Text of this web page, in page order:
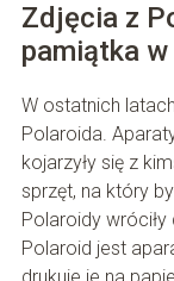
Zdjęcia z
pamiątka
W ostatnich
Polaroida.
kojarzyły się z
sprzęt, na który
Polaroidy
Polaroid jest